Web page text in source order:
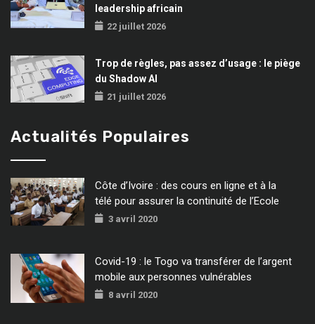
leadership africain
22 juillet 2026
Trop de règles, pas assez d’usage : le piège
du Shadow AI
21 juillet 2026
Actualités Populaires
Côte d’Ivoire : des cours en ligne et à la
télé pour assurer la continuité de l’Ecole
3 avril 2020
Covid-19 : le Togo va transférer de l’argent
mobile aux personnes vulnérables
8 avril 2020